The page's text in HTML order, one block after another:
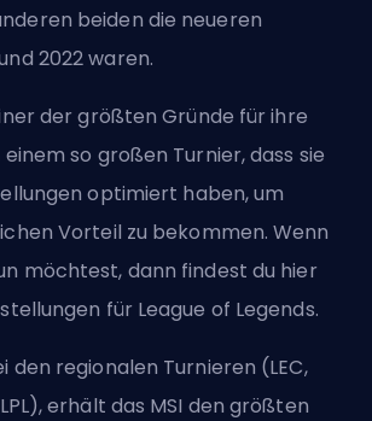
beiden die neueren
2022 waren.
der größten Gründe für ihre
einem so großen Turnier, dass sie
optimiert haben, um
Vorteil zu bekommen. Wenn
möchtest, dann findest du hier
für League of Legends.
den regionalen Turnieren (LEC,
LPL), erhält das MSI den größten